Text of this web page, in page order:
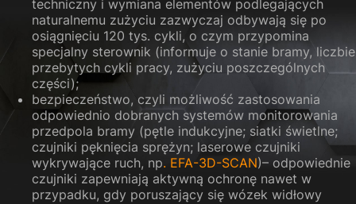
techniczny i wymiana elementów podlegających
naturalnemu zużyciu zazwyczaj odbywają się po
osiągnięciu 120 tys. cykli, o czym przypomina
specjalny sterownik (informuje o stanie bramy, liczbie
przebytych cykli pracy, zużyciu poszczególnych
części);
bezpieczeństwo, czyli możliwość zastosowania
odpowiednio dobranych systemów monitorowania
przedpola bramy (pętle indukcyjne; siatki świetlne;
czujniki pęknięcia sprężyn; laserowe czujniki
wykrywające ruch, np. EFA-3D-SCAN)– odpowiednie
czujniki zapewniają aktywną ochronę nawet w
przypadku, gdy poruszający się wózek widłowy